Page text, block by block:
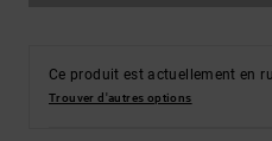
Ce produit est actuellement en
Trouver d'autres options